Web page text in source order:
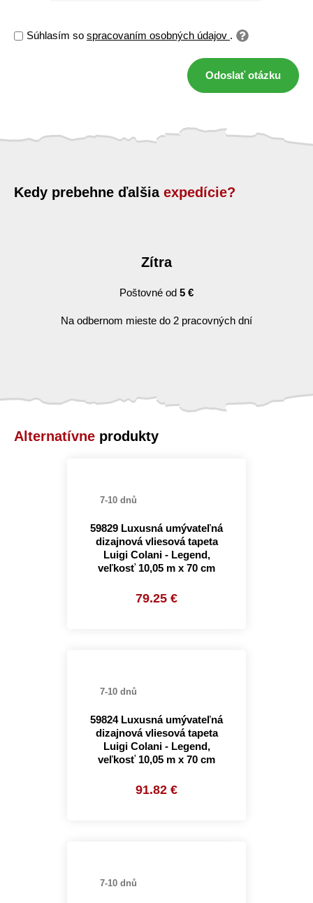
Súhlasím so spracovaním osobných údajov .
Odoslať otázku
Kedy prebehne ďalšia expedície?
Zítra
Poštovné od 5 €
Na odbernom mieste do 2 pracovných dní
Alternatívne produkty
7-10 dnů
59829 Luxusná umývateľná
dizajnová vliesová tapeta
Luigi Colani - Legend,
veľkosť 10,05 m x 70 cm
79.25 €
7-10 dnů
59824 Luxusná umývateľná
dizajnová vliesová tapeta
Luigi Colani - Legend,
veľkosť 10,05 m x 70 cm
91.82 €
7-10 dnů